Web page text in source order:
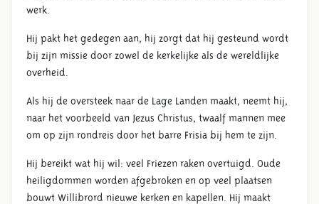
werk.
Hij pakt het gedegen aan, hij zorgt dat hij gesteund wordt
bij zijn missie door zowel de kerkelijke als de wereldlijke
overheid.
Als hij de oversteek naar de Lage Landen maakt, neemt hij,
naar het voorbeeld van Jezus Christus, twaalf mannen mee
om op zijn rondreis door het barre Frisia bij hem te zijn.
Hij bereikt wat hij wil: veel Friezen raken overtuigd. Oude
heiligdommen worden afgebroken en op veel plaatsen
bouwt Willibrord nieuwe kerken en kapellen. Hij maakt